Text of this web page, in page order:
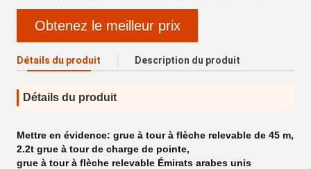
Obtenez le meilleur prix
Détails du produit Description du produit
Détails du produit
Mettre en évidence: grue à tour à flèche relevable de 45 m,
2.2t grue à tour de charge de pointe,
grue à tour à flèche relevable Émirats arabes unis